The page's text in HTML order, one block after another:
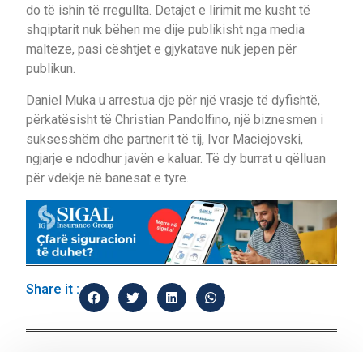
do të ishin të rregullta. Detajet e lirimit me kusht të
shqiptarit nuk bëhen me dije publikisht nga media
malteze, pasi cështjet e gjykatave nuk jepen për
publikun.
Daniel Muka u arrestua dje për një vrasje të dyfishtë,
përkatësisht të Christian Pandolfino, një biznesmen i
suksesshëm dhe partnerit të tij, Ivor Maciejovski,
ngjarje e ndodhur javën e kaluar. Të dy burrat u qëlluan
për vdekje në banesat e tyre.
Share it :